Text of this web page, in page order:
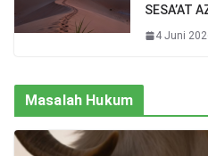
SESA’AT
4 Juni
Masalah Hukum